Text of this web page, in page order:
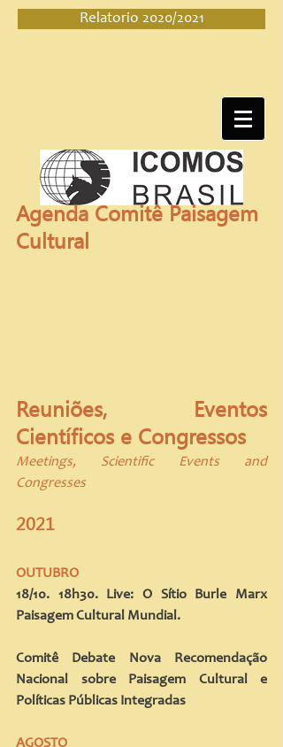
Relatorio 2020/2021
Agenda Comitê Paisagem
Cultural
Reuniões, Eventos
Científicos e Congressos
Meetings, Scientific Events and
Congresses
2021
OUTUBRO
18/10. 18h30. Live: O Sítio Burle Marx
Paisagem Cultural Mundial.
Comitê Debate Nova Recomendação
Nacional sobre Paisagem Cultural e
Políticas Públicas Integradas
AGOSTO